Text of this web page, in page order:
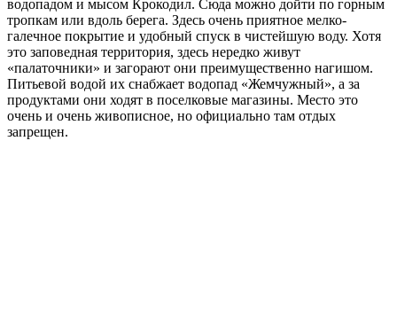
водопадом и мысом Крокодил. Сюда можно дойти по горным
тропкам или вдоль берега. Здесь очень приятное мелко-
галечное покрытие и удобный спуск в чистейшую воду. Хотя
это заповедная территория, здесь нередко живут
«палаточники» и загорают они преимущественно нагишом.
Питьевой водой их снабжает водопад «Жемчужный», а за
продуктами они ходят в поселковые магазины. Место это
очень и очень живописное, но официально там отдых
запрещен.